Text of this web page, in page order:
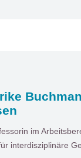
im
interdisziplinäre